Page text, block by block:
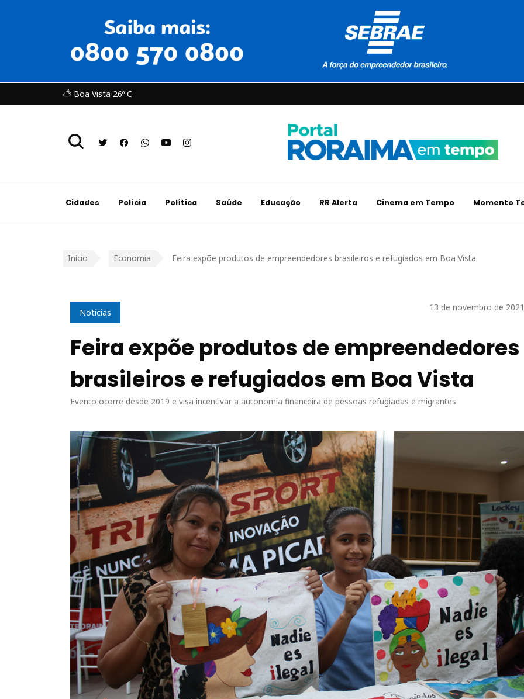
Boa Vista 26º C
Cidades Polícia Política Saúde Educação RR Alerta Cinema em Tempo Momento
Início Economia Feira expõe produtos de empreendedores brasileiros e refugiados em Boa Vista
Notícias 13 de novembro de
Feira expõe produtos de empreendedores
brasileiros e refugiados em Boa Vista
Evento ocorre desde 2019 e visa incentivar a autonomia financeira de pessoas refugiadas e migrantes